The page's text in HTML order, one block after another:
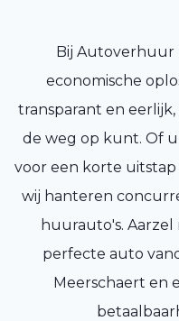
Bij Autoverhuur
economische
transparant en
de weg op kunt. Of
voor een korte
wij hanteren
huurauto's.
perfecte auto
Meerschaert en